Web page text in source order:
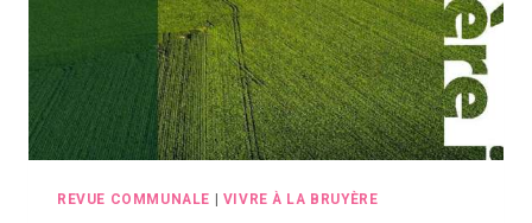
REVUE COMMUNALE | VIVRE À LA BRUYÈRE